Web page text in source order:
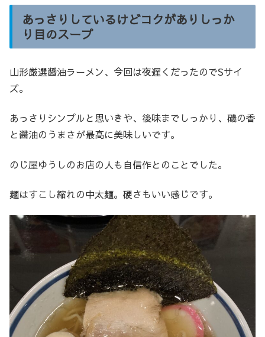
あっさりしているけどコクがありしっか
り目のスープ
山形厳選醤油ラーメン、今回は夜遅くだったのでSサイ
ズ。
あっさりシンプルと思いきや、後味までしっかり、磯の香
と醤油のうまさが最高に美味しいです。
のじ屋ゆうしのお店の人も自信作とのことでした。
麺はすこし縮れの中太麺。硬さもいい感じです。